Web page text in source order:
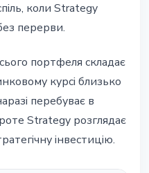
коли Strategy
перерви.
портфеля складає
курсі близько
перебуває в
Strategy розглядає
інвестицію.